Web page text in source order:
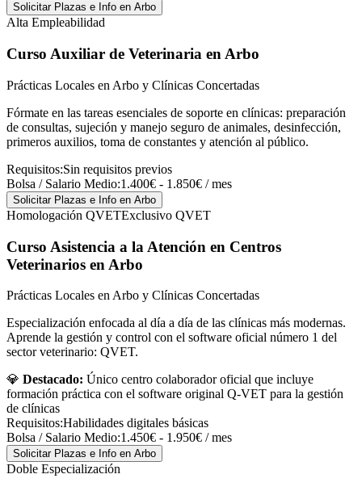
Solicitar Plazas e Info en Arbo
Alta Empleabilidad
Curso Auxiliar de Veterinaria en Arbo
Prácticas Locales en Arbo y Clínicas Concertadas
Fórmate en las tareas esenciales de soporte en clínicas: preparación
de consultas, sujeción y manejo seguro de animales, desinfección,
primeros auxilios, toma de constantes y atención al público.
Requisitos:Sin requisitos previos
Bolsa / Salario Medio:1.400€ - 1.850€ / mes
Solicitar Plazas e Info en Arbo
Homologación QVETExclusivo QVET
Curso Asistencia a la Atención en Centros
Veterinarios en Arbo
Prácticas Locales en Arbo y Clínicas Concertadas
Especialización enfocada al día a día de las clínicas más modernas.
Aprende la gestión y control con el software oficial número 1 del
sector veterinario: QVET.
💎 Destacado: Único centro colaborador oficial que incluye
formación práctica con el software original Q-VET para la gestión
de clínicas
Requisitos:Habilidades digitales básicas
Bolsa / Salario Medio:1.450€ - 1.950€ / mes
Solicitar Plazas e Info en Arbo
Doble Especialización